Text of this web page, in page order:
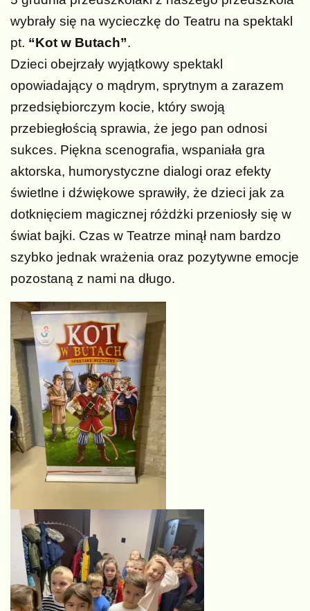
wybrały się na wycieczkę do Teatru na spektakl
pt. “Kot w Butach”.
Dzieci obejrzały wyjątkowy spektakl
opowiadający o mądrym, sprytnym a zarazem
przedsiębiorczym kocie, który swoją
przebiegłością sprawia, że jego pan odnosi
sukces. Piękna scenografia, wspaniała gra
aktorska, humorystyczne dialogi oraz efekty
świetlne i dźwiękowe sprawiły, że dzieci jak za
dotknięciem magicznej różdżki przeniosły się w
świat bajki. Czas w Teatrze minął nam bardzo
szybko jednak wrażenia oraz pozytywne emocje
pozostaną z nami na długo.